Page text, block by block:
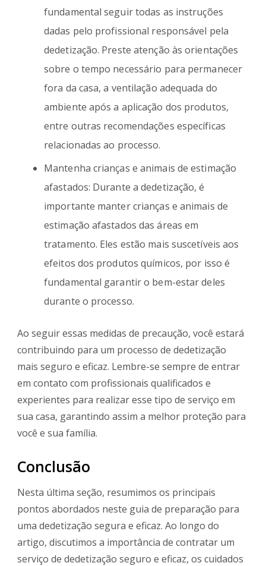
fundamental seguir todas as instruções
dadas pelo profissional responsável pela
dedetização. Preste atenção às orientações
sobre o tempo necessário para permanecer
fora da casa, a ventilação adequada do
ambiente após a aplicação dos produtos,
entre outras recomendações específicas
relacionadas ao processo.
Mantenha crianças e animais de estimação
afastados: Durante a dedetização, é
importante manter crianças e animais de
estimação afastados das áreas em
tratamento. Eles estão mais suscetíveis aos
efeitos dos produtos químicos, por isso é
fundamental garantir o bem-estar deles
durante o processo.
Ao seguir essas medidas de precaução, você estará
contribuindo para um processo de dedetização
mais seguro e eficaz. Lembre-se sempre de entrar
em contato com profissionais qualificados e
experientes para realizar esse tipo de serviço em
sua casa, garantindo assim a melhor proteção para
você e sua família.
Conclusão
Nesta última seção, resumimos os principais
pontos abordados neste guia de preparação para
uma dedetização segura e eficaz. Ao longo do
artigo, discutimos a importância de contratar um
serviço de dedetização seguro e eficaz, os cuidados